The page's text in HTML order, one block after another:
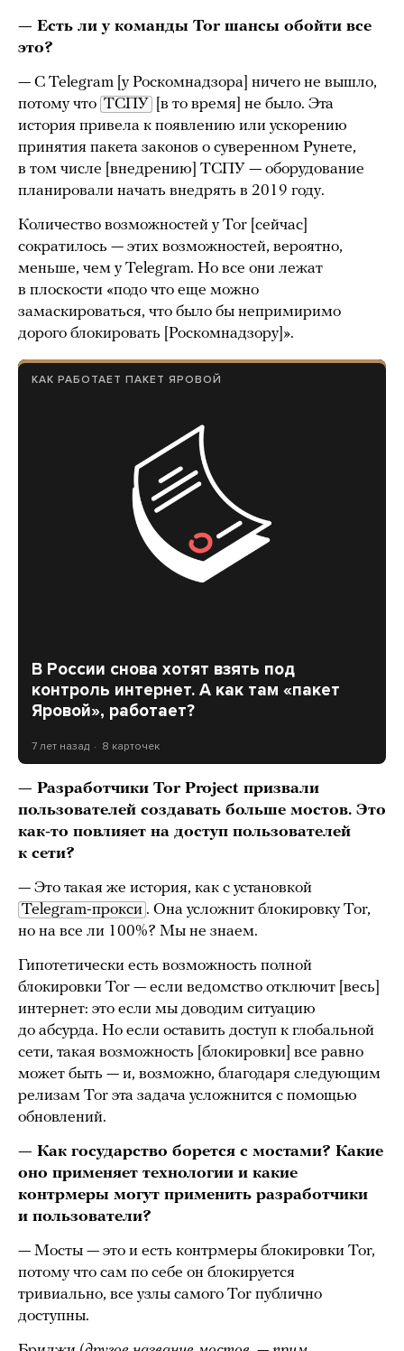
— Есть ли у команды Tor шансы обойти все
это?
— С Telegram [у Роскомнадзора] ничего не вышло,
потому что ТСПУ
[в то время] не было. Эта
история привела к появлению или ускорению
принятия пакета законов о суверенном Рунете,
в том числе [внедрению] ТСПУ — оборудование
планировали начать внедрять в 2019 году.
Количество возможностей у Tor [сейчас]
сократилось — этих возможностей, вероятно,
меньше, чем у Telegram. Но все они лежат
в плоскости «подо что еще можно
замаскироваться, что было бы непримиримо
дорого блокировать [Роскомнадзору]».
КАК РАБОТАЕТ ПАКЕТ ЯРОВОЙ
В России снова хотят взять под
контроль интернет. А как там «пакет
Яровой», работает?
7 лет назад 8 карточек
— Разработчики Tor Project призвали
пользователей создавать больше мостов. Это
как-то повлияет на доступ пользователей
к сети?
— Это такая же история, как с установкой
Telegram-прокси . Она усложнит блокировку Tor,
но на все ли 100%? Мы не знаем.
Гипотетически есть возможность полной
блокировки Tor — если ведомство отключит [весь]
интернет: это если мы доводим ситуацию
до абсурда. Но если оставить доступ к глобальной
сети, такая возможность [блокировки] все равно
может быть — и, возможно, благодаря следующим
релизам Tor эта задача усложнится с помощью
обновлений.
— Как государство борется с мостами? Какие
оно применяет технологии и какие
контрмеры могут применить разработчики
и пользователи?
— Мосты — это и есть контрмеры блокировки Tor,
потому что сам по себе он блокируется
тривиально, все узлы самого Tor публично
доступны.